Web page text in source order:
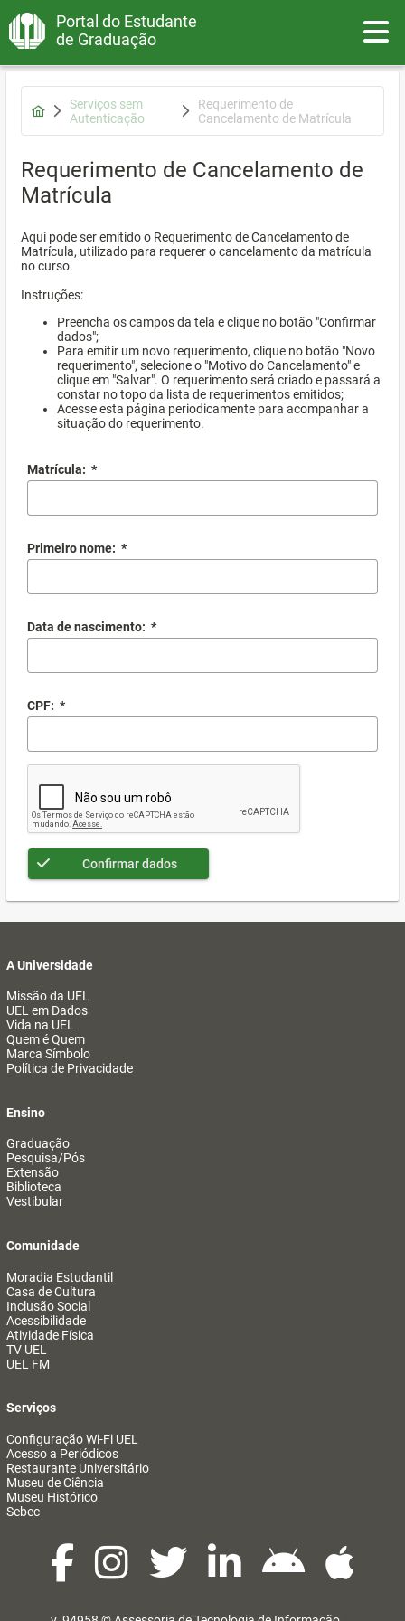
Portal do Estudante
de Graduação
Serviços sem
Autenticação
Requerimento de
Cancelamento de Matrícula
Requerimento de Cancelamento de
Matrícula
Aqui pode ser emitido o Requerimento de Cancelamento de
Matrícula, utilizado para requerer o cancelamento da matrícula
no curso.
Instruções:
Preencha os campos da tela e clique no botão "Confirmar
dados";
Para emitir um novo requerimento, clique no botão "Novo
requerimento", selecione o "Motivo do Cancelamento" e
clique em "Salvar". O requerimento será criado e passará a
constar no topo da lista de requerimentos emitidos;
Acesse esta página periodicamente para acompanhar a
situação do requerimento.
Matrícula: *
Primeiro nome: *
Data de nascimento: *
CPF: *
Confirmar dados
A Universidade
Missão da UEL
UEL em Dados
Vida na UEL
Quem é Quem
Marca Símbolo
Política de Privacidade
Ensino
Graduação
Pesquisa/Pós
Extensão
Biblioteca
Vestibular
Comunidade
Moradia Estudantil
Casa de Cultura
Inclusão Social
Acessibilidade
Atividade Física
TV UEL
UEL FM
Serviços
Configuração Wi-Fi UEL
Acesso a Periódicos
Restaurante Universitário
Museu de Ciência
Museu Histórico
Sebec